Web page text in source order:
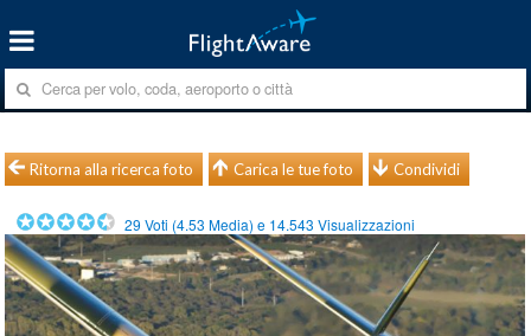
Ritorna alla ricerca foto Carica le tue foto Condividi
29 Voti (4.53 Media) e 14.543 Visualizzazioni